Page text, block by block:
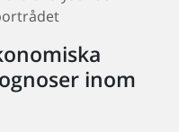
inom